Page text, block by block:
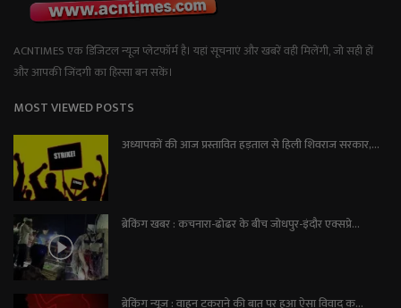
ACNTIMES एक डिजिटल न्यूज प्लेटफॉर्म है। यहां सूचनाएं और खबरें वही मिलेंगी, जो सही हों
और आपकी जिंदगी का हिस्सा बन सकें।
MOST VIEWED POSTS
अध्यापकों की आज प्रस्तावित हड़ताल से हिली शिवराज सरकार,...
ब्रेकिंग खबर : कचनारा-ढोढर के बीच जोधपुर-इंदौर एक्सप्रे...
ब्रेकिंग न्यूज़ : वाहन टकराने की बात पर हुआ ऐसा विवाद क...